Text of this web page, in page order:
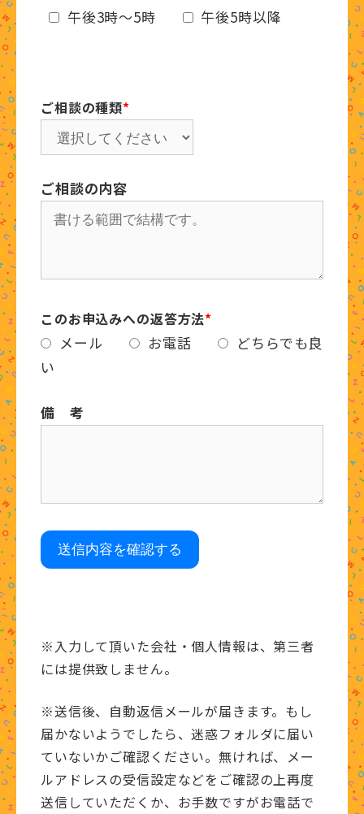
午後3時～5時
午後5時以降
ご相談の種類*
ご相談の内容
このお申込みへの返答方法*
メール お電話
どちらでも良
い
備 考
※入力して頂いた会社・個人情報は、第三者
には提供致しません。
※送信後、自動返信メールが届きます。もし
届かないようでしたら、迷惑フォルダに届い
ていないかご確認ください。無ければ、メー
ルアドレスの受信設定などをご確認の上再度
送信していただくか、お手数ですがお電話で